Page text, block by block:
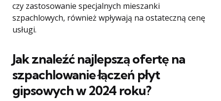
czy zastosowanie specjalnych mieszanki
szpachlowych, również wpływają na ostateczną cenę
usługi.
Jak znaleźć najlepszą ofertę na
szpachlowanie łączeń płyt
gipsowych w 2024 roku?